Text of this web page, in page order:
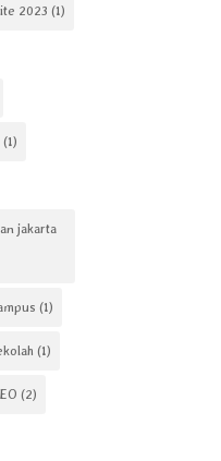
2023 (1)
(1)
jakarta
(1)
(1)
(2)